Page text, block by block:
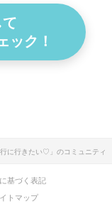
ック！
行に行きたい♡」のコミュニティ
基づく表記
トマップ